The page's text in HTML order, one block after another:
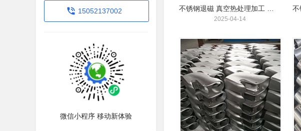
15052137002
微信小程序 移动新体验
2025-04-14